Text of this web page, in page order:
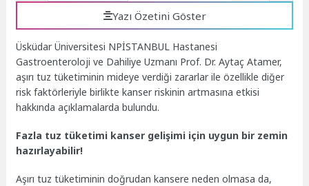
Yazı Özetini Göster
Üsküdar Üniversitesi NPİSTANBUL Hastanesi
Gastroenteroloji ve Dahiliye Uzmanı Prof. Dr. Aytaç Atamer,
aşırı tuz tüketiminin mideye verdiği zararlar ile özellikle diğer
risk faktörleriyle birlikte kanser riskinin artmasına etkisi
hakkında açıklamalarda bulundu.
Fazla tuz tüketimi kanser gelişimi için uygun bir zemin
hazırlayabilir!
Aşırı tuz tüketiminin doğrudan kansere neden olmasa da,